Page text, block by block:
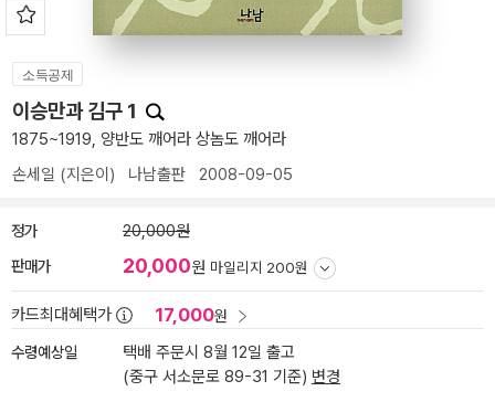
소득공제
이승만과 김구 1
1875~1919, 양반도 깨어라 상놈도 깨어라
손세일 (지은이) 나남출판 2008-09-05
정가 20,000원
판매가 20,000원 마일리지 200원
카드최대혜택가 17,000원
수령예상일
택배 주문시 8월 12일 출고
(중구 서소문로 89-31 기준) 변경